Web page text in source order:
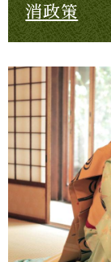
消政策